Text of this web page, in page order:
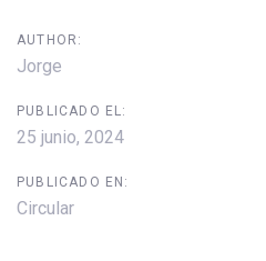
AUTHOR:
Jorge
PUBLICADO EL:
25 junio, 2024
PUBLICADO EN:
Circular